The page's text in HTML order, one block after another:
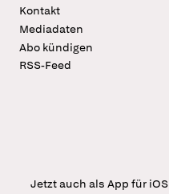
Kontakt
Mediadaten
Abo kündigen
RSS-Feed
Jetzt auch als App für iOS